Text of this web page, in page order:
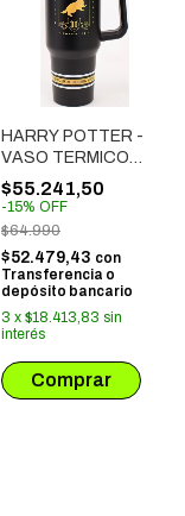
HARRY POTTER -
VASO TERMICO
QUENCHER
HUFFPELUFF
$55.241,50
-15% OFF
$64.990
$52.479,43 con
Transferencia o
depósito bancario
3 x $18.413,83 sin
interés